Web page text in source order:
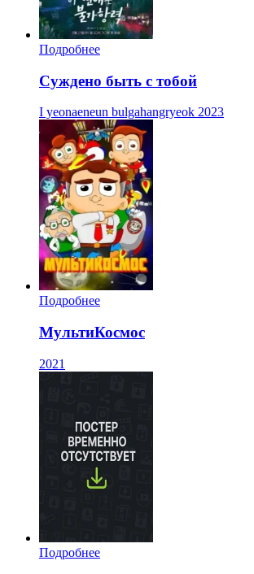
Подробнее
Суждено быть с тобой
I yeonaeneun bulgahangryeok 2023
Подробнее
МультиКосмос
2021
Подробнее